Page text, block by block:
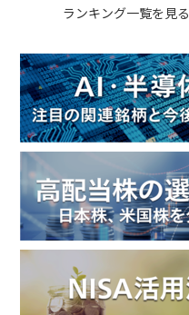
ランキング一覧を見る